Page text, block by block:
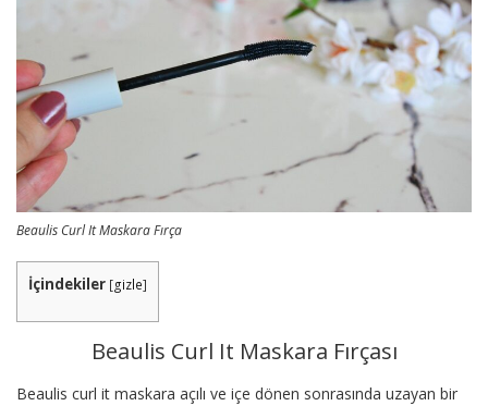
Beaulis Curl It Maskara Fırça
İçindekiler [gizle]
Beaulis Curl It Maskara Fırçası
Beaulis curl it maskara açılı ve içe dönen sonrasında uzayan bir